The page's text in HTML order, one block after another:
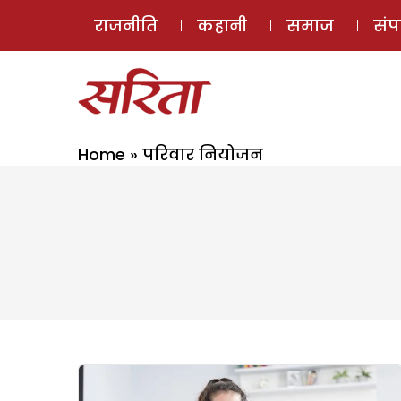
राजनीति कहानी समाज
Home » परिवार नियोजन